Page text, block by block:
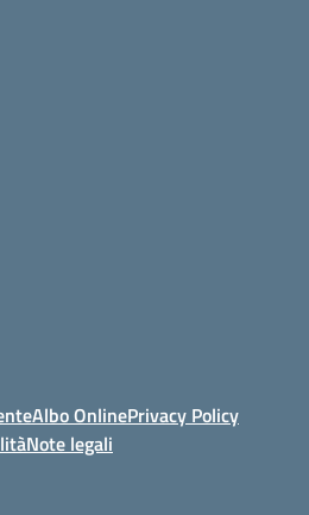
Albo OnlinePrivacy Policy
Note legali